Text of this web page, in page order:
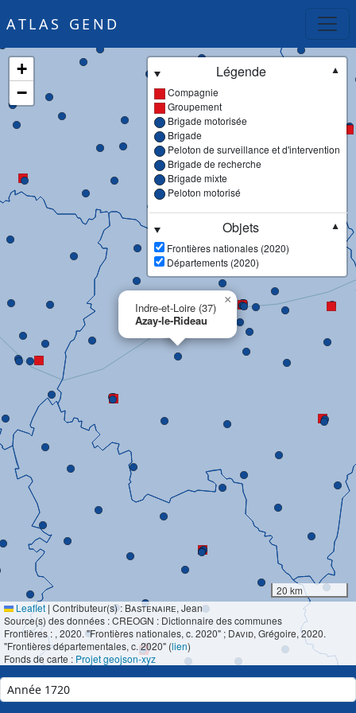
ATLAS GEND
Indre-et-Loire (37)
Azay-le-Rideau
×
+
−
Légende
▼
Compagnie
Groupement
Brigade motorisée
Brigade
Peloton de surveillance et d'intervention
Brigade de recherche
Brigade mixte
Peloton motorisé
Objets
▼
Frontières nationales (2020)
Départements (2020)
20 km
Leaflet | Contributeur(s) : Bastenaire, Jean
Source(s) des données : CREOGN : Dictionnaire des communes
Frontières : , 2020. "Frontières nationales, c. 2020" ; David, Grégoire, 2020.
"Frontières départementales, c. 2020" (lien)
Fonds de carte : Projet geojson-xyz